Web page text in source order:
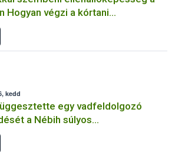
Hogyan végzi a kórtani
a Nébih?
kedd
egy vadfeldolgozó
a Nébih súlyos
problémák miatt